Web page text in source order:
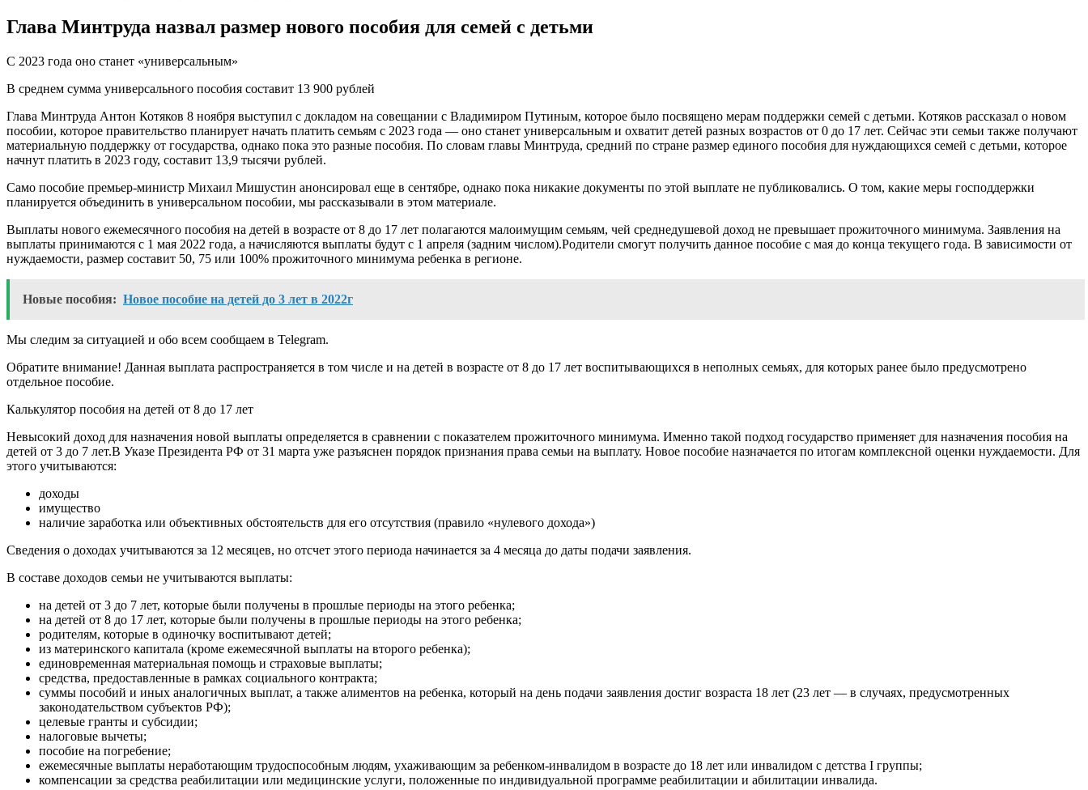
Глава Минтруда назвал размер нового пособия для семей с детьми
С 2023 года оно станет «универсальным»
В среднем сумма универсального пособия составит 13 900 рублей
Глава Минтруда Антон Котяков 8 ноября выступил с докладом на совещании с Владимиром Путиным, которое было посвящено мерам поддержки семей с детьми. Котяков рассказал о новом
пособии, которое правительство планирует начать платить семьям с 2023 года — оно станет универсальным и охватит детей разных возрастов от 0 до 17 лет. Сейчас эти семьи также получают
материальную поддержку от государства, однако пока это разные пособия. По словам главы Минтруда, средний по стране размер единого пособия для нуждающихся семей с детьми, которое
начнут платить в 2023 году, составит 13,9 тысячи рублей.
Само пособие премьер-министр Михаил Мишустин анонсировал еще в сентябре, однако пока никакие документы по этой выплате не публиковались. О том, какие меры господдержки
планируется объединить в универсальном пособии, мы рассказывали в этом материале.
Выплаты нового ежемесячного пособия на детей в возрасте от 8 до 17 лет полагаются малоимущим семьям, чей среднедушевой доход не превышает прожиточного минимума. Заявления на
выплаты принимаются с 1 мая 2022 года, а начисляются выплаты будут с 1 апреля (задним числом).Родители смогут получить данное пособие с мая до конца текущего года. В зависимости от
нуждаемости, размер составит 50, 75 или 100% прожиточного минимума ребенка в регионе.
Новые пособия: Новое пособие на детей до 3 лет в 2022г
Мы следим за ситуацией и обо всем сообщаем в Telegram.
Обратите внимание! Данная выплата распространяется в том числе и на детей в возрасте от 8 до 17 лет воспитывающихся в неполных семьях, для которых ранее было предусмотрено
отдельное пособие.
Калькулятор пособия на детей от 8 до 17 лет
Невысокий доход для назначения новой выплаты определяется в сравнении с показателем прожиточного минимума. Именно такой подход государство применяет для назначения пособия на
детей от 3 до 7 лет.В Указе Президента РФ от 31 марта уже разъяснен порядок признания права семьи на выплату. Новое пособие назначается по итогам комплексной оценки нуждаемости. Для
этого учитываются:
доходы
имущество
наличие заработка или объективных обстоятельств для его отсутствия (правило «нулевого дохода»)
Сведения о доходах учитываются за 12 месяцев, но отсчет этого периода начинается за 4 месяца до даты подачи заявления.
В составе доходов семьи не учитываются выплаты:
на детей от 3 до 7 лет, которые были получены в прошлые периоды на этого ребенка;
на детей от 8 до 17 лет, которые были получены в прошлые периоды на этого ребенка;
родителям, которые в одиночку воспитывают детей;
из материнского капитала (кроме ежемесячной выплаты на второго ребенка);
единовременная материальная помощь и страховые выплаты;
средства, предоставленные в рамках социального контракта;
суммы пособий и иных аналогичных выплат, а также алиментов на ребенка, который на день подачи заявления достиг возраста 18 лет (23 лет — в случаях, предусмотренных
законодательством субъектов РФ);
целевые гранты и субсидии;
налоговые вычеты;
пособие на погребение;
ежемесячные выплаты неработающим трудоспособным людям, ухаживающим за ребенком-инвалидом в возрасте до 18 лет или инвалидом с детства I группы;
компенсации за средства реабилитации или медицинские услуги, положенные по индивидуальной программе реабилитации и абилитации инвалида.